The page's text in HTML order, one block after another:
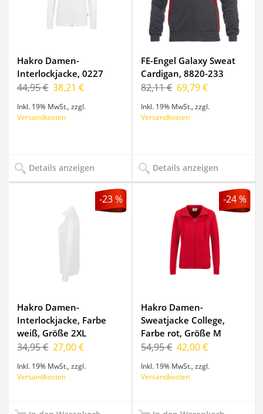
Hakro Damen-
Interlockjacke, 0227
44,95 € 38,21 €
Inkl. 19% MwSt. ,zzgl.
Versandkosten
Details anzeigen
FE-Engel Galaxy Sweat
Cardigan, 8820-233
82,11 € 69,79 €
Inkl. 19% MwSt. ,zzgl.
Versandkosten
Details anzeigen
-23 %
Hakro Damen-
Interlockjacke, Farbe
weiß, Größe 2XL
34,95 € 27,00 €
Inkl. 19% MwSt. ,zzgl.
Versandkosten
-24 %
Hakro Damen-
Sweatjacke College,
Farbe rot, Größe M
54,95 € 42,00 €
Inkl. 19% MwSt. ,zzgl.
Versandkosten